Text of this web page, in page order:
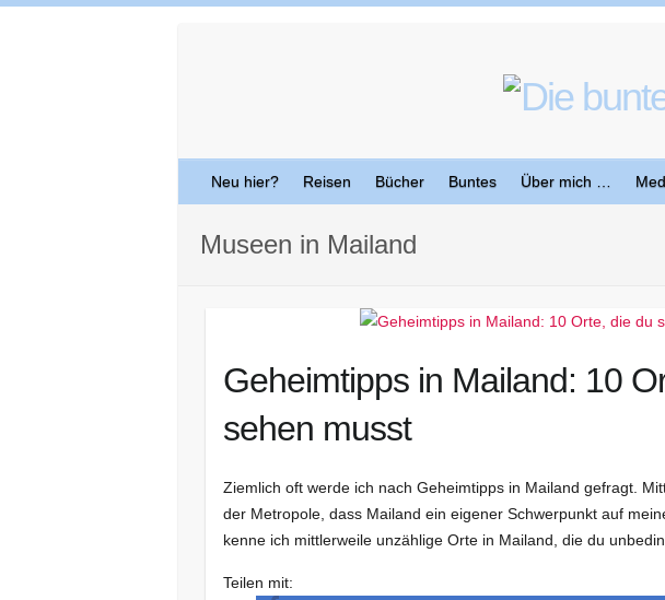
Neu hier? Reisen Bücher Buntes Über mich …
Museen in Mailand
Geheimtipps in Mailand: 10
sehen musst
Ziemlich oft werde ich nach Geheimtipps in Mailand gefragt.
der Metropole, dass Mailand ein eigener Schwerpunkt auf
kenne ich mittlerweile unzählige Orte in Mailand, die du
Teilen mit: